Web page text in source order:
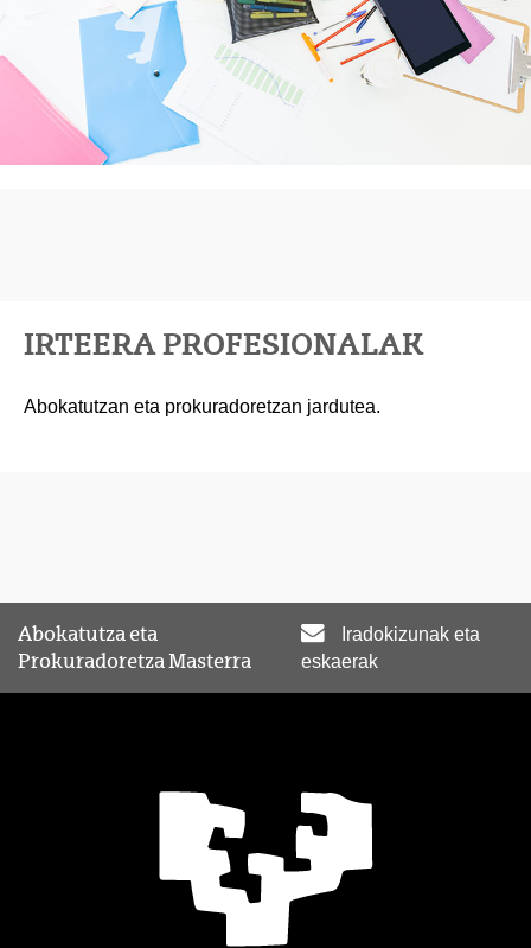
IRTEERA PROFESIONALAK
Abokatutzan eta prokuradoretzan jardutea.
Abokatutza eta
Prokuradoretza Masterra
Iradokizunak eta
eskaerak